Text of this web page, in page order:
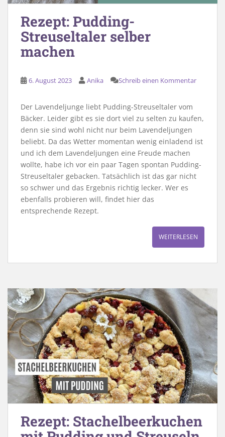
Rezept: Pudding-
Streuseltaler selber
machen
6. August 2023 Anika Schreib einen Kommentar
Der Lavendeljunge liebt Pudding-Streuseltaler vom
Bäcker. Leider gibt es sie dort viel zu selten zu kaufen,
denn sie sind wohl nicht nur beim Lavendeljungen
beliebt. Da das Wetter momentan wenig einladend ist
und ich dem Lavendeljungen eine Freude machen
wollte, habe ich vor ein paar Tagen spontan Pudding-
Streuseltaler gebacken. Tatsächlich ist das gar nicht
so schwer und das Ergebnis richtig lecker. Wer es
ebenfalls probieren will, findet hier das
entsprechende Rezept.
WEITERLESEN
Rezept: Stachelbeerkuchen